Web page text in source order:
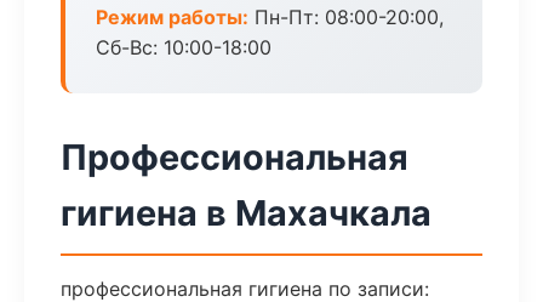
Режим работы: Пн-Пт: 08:00-20:00,
Сб-Вс: 10:00-18:00
Профессиональная
гигиена в Махачкала
профессиональная гигиена по записи: